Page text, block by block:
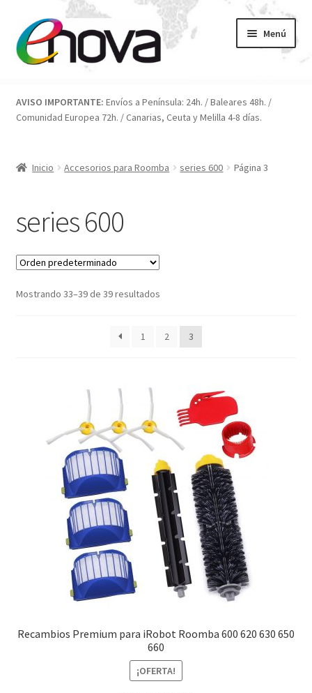
a
la
al
contenido
Menú
Blog
Contacto
ENOVA
AVISO IMPORTANTE: Envíos a Península: 24h. / Baleares 48h. /
Comunidad Europea 72h. / Canarias, Ceuta y Melilla 4-8 días.
Inicio Accesorios para Roomba series 600 Página 3
series 600
Mostrando 33–39 de 39 resultados
1 2 3
Recambios Premium para iRobot Roomba 600 620 630 650
660
¡OFERTA!